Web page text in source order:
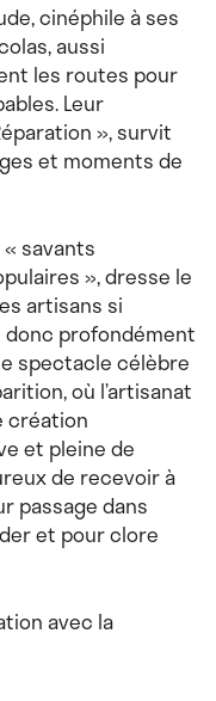
cinéphile à ses
aussi
les routes pour
Leur
», survit
et moments de
« savants
», dresse le
artisans si
donc profondément
spectacle célèbre
où l’artisanat
création
et pleine de
de recevoir à
passage dans
et pour clore
avec la